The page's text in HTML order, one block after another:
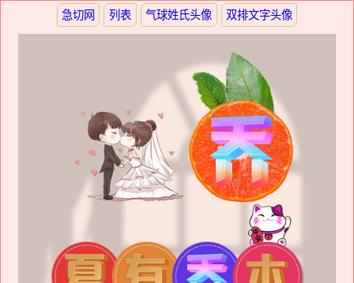
急切网 列表 气球姓氏头像 双排文字头像